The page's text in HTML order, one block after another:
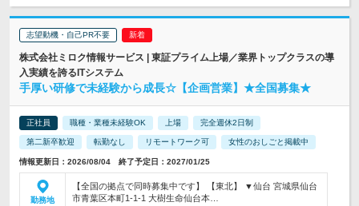
志望動機・自己PR不要
株式会社ミロク情報サービス | 東証プライム上場／業界トップクラスの導
入実績を誇るITシステム
手厚い研修で未経験から成長☆【企画営業】★全国募集★
正社員 職種・業種未経験OK 上場 完全週休2日制
第二新卒歓迎 転勤なし リモートワーク可 女性のおしごと掲載中
情報更新日：2026/08/04 終了予定日：2027/01/25
勤務地
【全国の拠点で同時募集中です】 【東北】 ▼仙台 宮城県仙台
市青葉区本町1-1-1 大樹生命仙台本…